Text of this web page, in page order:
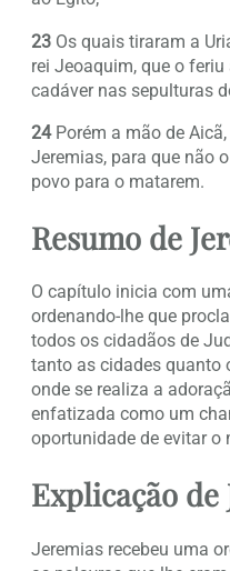
23 Os quais tiraram a
rei Jeoaquim, que o
cadáver nas sepulturas
24Porém a mão de
Jeremias, para que não
povo para o matarem.
Resumo de
O capítulo inicia com
ordenando-lhe que
todos os cidadãos de
tanto as cidades quanto
onde se realiza a
enfatizada como um
oportunidade de evitar o
Explicação de
Jeremias recebeu uma